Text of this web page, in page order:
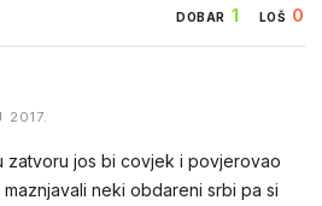
DOBAR 1 LOŠ 0
2017.
zatvoru jos bi covjek i povjerovao
neki obdareni srbi pa si